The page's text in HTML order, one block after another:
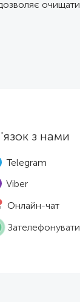
очищати
з нами
Telegram
Viber
Онлайн-чат
Зателефонувати